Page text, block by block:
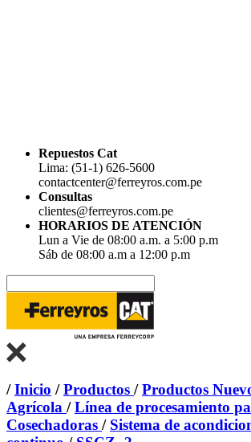
Repuestos Cat
Lima: (51-1) 626-5600
contactcenter@ferreyros.com.pe
Consultas
clientes@ferreyros.com.pe
HORARIOS DE ATENCIÓN
Lun a Vie de 08:00 a.m. a 5:00 p.m
Sáb de 08:00 a.m a 12:00 p.m
/Inicio /Productos /Productos
Agrícola /Línea de procesamiento
Cosechadoras / Sistema de